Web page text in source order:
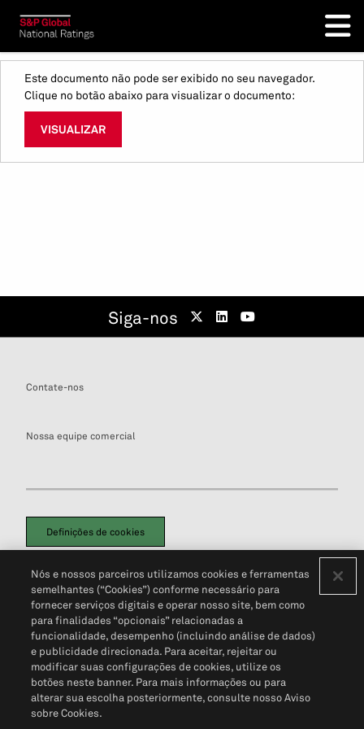
Este documento não pode ser exibido no seu navegador.
Clique no botão abaixo para visualizar o documento:
VISUALIZAR
Siga-nos
Contate-nos
Nossa equipe comercial
Definições de cookies
Política de PrivacidadePortal de privacidade do cliente (em inglês)
Não Venda Minhas Informações Pessoais© 2026 S&P Global
Nós e nossos parceiros utilizamos cookies e ferramentas
semelhantes (“Cookies”) conforme necessário para
fornecer serviços digitais e operar nosso site, bem como
para finalidades “opcionais” relacionadas a
funcionalidade, desempenho (incluindo análise de dados)
e publicidade direcionada. Para aceitar, rejeitar ou
modificar suas configurações de cookies, utilize os
botões neste banner. Para mais informações ou para
alterar sua escolha posteriormente, consulte nosso Aviso
sobre Cookies.